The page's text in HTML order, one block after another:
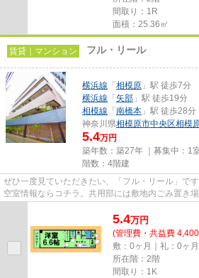
間取り：1R
面積：25.36㎡
賃貸｜マンション フル・リール
横浜線 「 相模原 」駅 徒歩7分
横浜線 「 矢部 」駅 徒歩19分
相模線 「 南橋本 」駅 徒歩28分
神奈川県相模原市中央区相模
5.4万円
築年数：築27年 ｜募集中： 1
階数：4階建
ぜひ一度見ていただきたい、「フル・リール」で
空室情報ならコチラ。共用部には敷地内ごみ置き
5.4万円
(管理費・共益費
敷：0ヶ月｜礼：0ヶ月
所在階：2階
間取り：1K